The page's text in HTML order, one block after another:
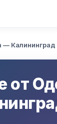
— Калининград
от